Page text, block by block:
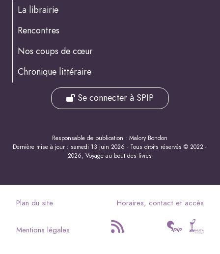
La librairie
Rencontres
Nos coups de cœur
Chronique littéraire
Se connecter à SPIP
Responsable de publication : Malory Bondon
Dernière mise à jour : samedi 13 juin 2026 - Tous droits réservés © 2022 -
2026, Voyage au bout des livres
Plan du site Horaires, contact et accès
Mentions légales